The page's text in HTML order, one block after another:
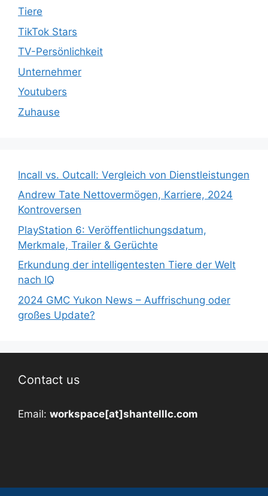
Tiere
TikTok Stars
TV-Persönlichkeit
Unternehmer
Youtubers
Zuhause
Incall vs. Outcall: Vergleich von Dienstleistungen
Andrew Tate Nettovermögen, Karriere, 2024
Kontroversen
PlayStation 6: Veröffentlichungsdatum,
Merkmale, Trailer & Gerüchte
Erkundung der intelligentesten Tiere der Welt
nach IQ
2024 GMC Yukon News – Auffrischung oder
großes Update?
Contact us
Email: workspace[at]shantelllc.com